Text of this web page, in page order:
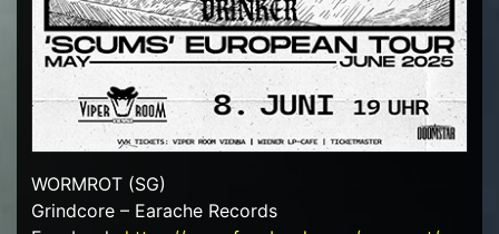
WORMROT (SG)
Grindcore – Earache Records